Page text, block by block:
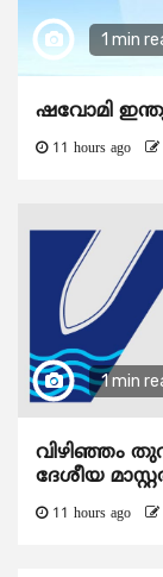
1 min
ഷവോമി
11 hours ago
1 min
വിഴിഞ്ഞം
ദേശീയ
11 hours ago